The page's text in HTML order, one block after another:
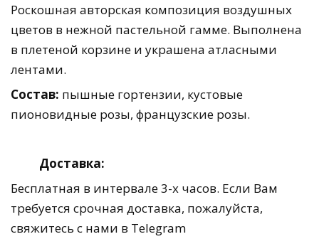
Роскошная авторская композиция воздушных
цветов в нежной пастельной гамме. Выполнена
в плетеной корзине и украшена атласными
лентами.
Состав: пышные гортензии, кустовые
пионовидные розы, французские розы.
Доставка:
Бесплатная в интервале 3-х часов. Если Вам
требуется срочная доставка, пожалуйста,
свяжитесь с нами в Telegram